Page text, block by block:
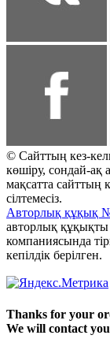
© Сайттың кез-
көшіру, сондай-ақ
мақсатта сайттың
сілтемесіз.
Авторлық құқық
авторлық құқықты
компаниясында
кепілдік берілген.
Thanks for your
We will contact you